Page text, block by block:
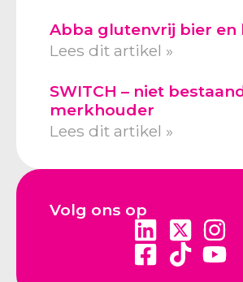
Abba glutenvrij bier en
Lees dit artikel »
SWITCH – niet
merkhouder
Lees dit artikel »
Volg ons op